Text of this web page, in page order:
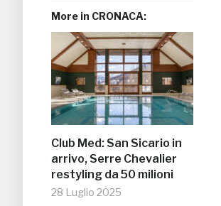
More in CRONACA:
Club Med: San Sicario in
arrivo, Serre Chevalier
restyling da 50 milioni
28 Luglio 2025